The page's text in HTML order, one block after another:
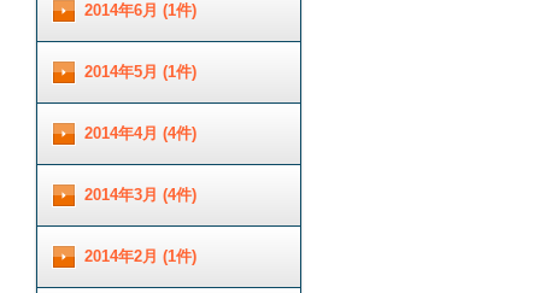
2014年6月 (1件)
2014年5月 (1件)
2014年4月 (4件)
2014年3月 (4件)
2014年2月 (1件)